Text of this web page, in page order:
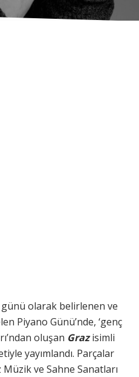
günü olarak belirlenen ve
Piyano Günü’nde, ‘genç
oluşan Graz isimli
yayımlandı. Parçalar
Müzik ve Sahne Sanatları